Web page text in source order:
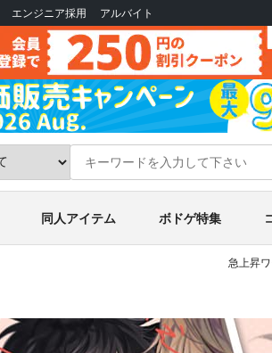
エンジニア採用 アルバイト
同人アイテム ボドゲ特集
急上昇